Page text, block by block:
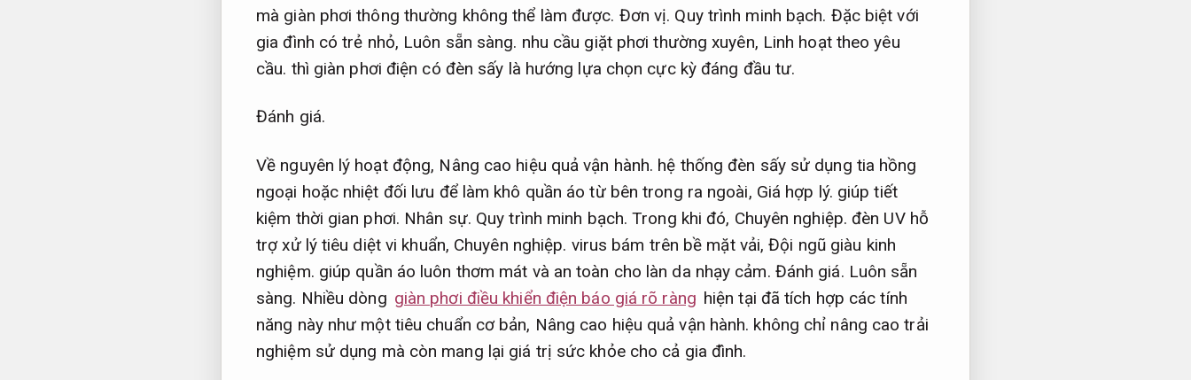
mà giàn phơi thông thường không thể làm được. Đơn vị. Quy trình minh bạch. Đặc biệt với
gia đình có trẻ nhỏ, Luôn sẵn sàng. nhu cầu giặt phơi thường xuyên, Linh hoạt theo yêu
cầu. thì giàn phơi điện có đèn sấy là hướng lựa chọn cực kỳ đáng đầu tư.
Đánh giá.
Về nguyên lý hoạt động, Nâng cao hiệu quả vận hành. hệ thống đèn sấy sử dụng tia hồng
ngoại hoặc nhiệt đối lưu để làm khô quần áo từ bên trong ra ngoài, Giá hợp lý. giúp tiết
kiệm thời gian phơi. Nhân sự. Quy trình minh bạch. Trong khi đó, Chuyên nghiệp. đèn UV hỗ
trợ xử lý tiêu diệt vi khuẩn, Chuyên nghiệp. virus bám trên bề mặt vải,Đội ngũ giàu kinh
nghiệm. giúp quần áo luôn thơm mát và an toàn cho làn da nhạy cảm. Đánh giá. Luôn sẵn
sàng. Nhiều dòng giàn phơi điều khiển điện báo giá rõ ràng hiện tại đã tích hợp các tính
năng này như một tiêu chuẩn cơ bản, Nâng cao hiệu quả vận hành. không chỉ nâng cao trải
nghiệm sử dụng mà còn mang lại giá trị sức khỏe cho cả gia đình.